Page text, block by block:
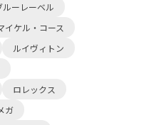
ルーレーベル
イケル・コース
ルイヴィトン
ロレックス
ガ